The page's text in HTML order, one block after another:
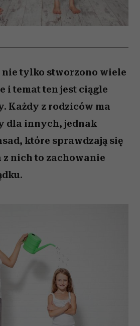
tylko stworzono wiele
i temat ten jest ciągle
Każdy z rodziców ma
dla innych, jednak
które sprawdzają się
z nich to zachowanie